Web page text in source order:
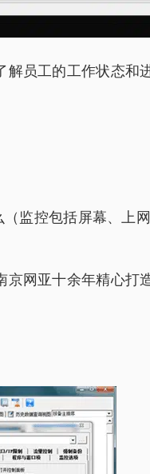
员工的工作状态和
监控包括屏幕、上
网亚十余年精心打